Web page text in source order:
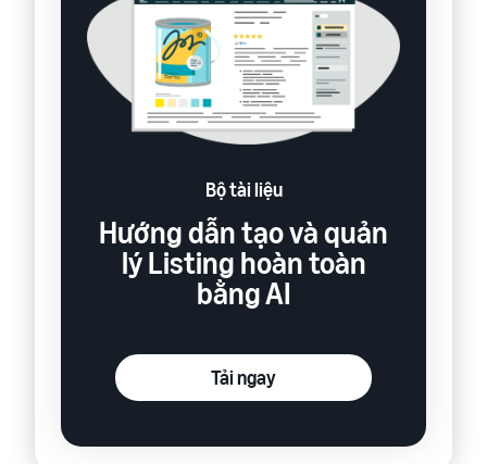
Bộ tài liệu
Hướng dẫn tạo và quản
lý Listing hoàn toàn
bằng AI
Tải ngay